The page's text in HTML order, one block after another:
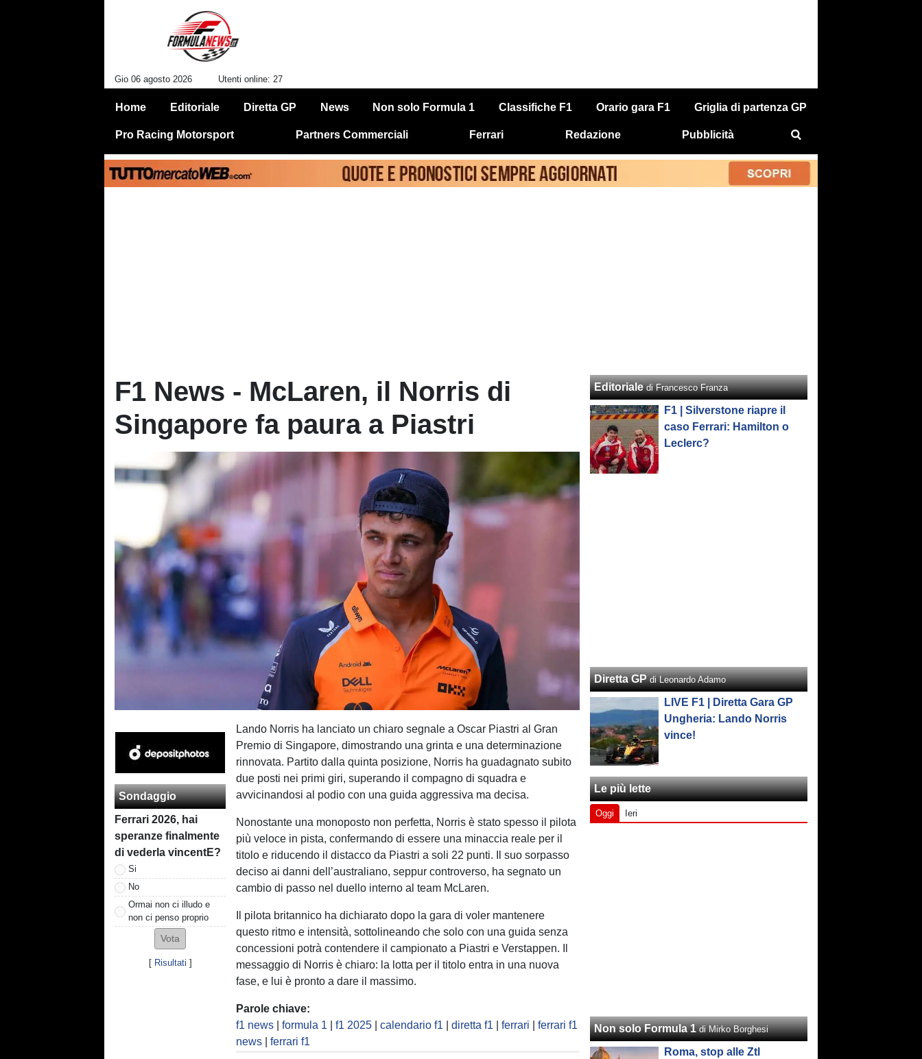
Gio 06 agosto 2026 Utenti online: 27
Home Editoriale Diretta GP News Non solo Formula 1 Classifiche F1 Orario gara F1 Griglia di partenza GP
Pro Racing Motorsport Partners Commerciali Ferrari Redazione Pubblicità
F1 News - McLaren, il Norris di
Singapore fa paura a Piastri
Sondaggio
Ferrari 2026, hai
speranze finalmente
di vederla vincentE?
Si
No
Ormai non ci illudo e
non ci penso proprio
[ Risultati ]
Lando Norris ha lanciato un chiaro segnale a Oscar Piastri al Gran
Premio di Singapore, dimostrando una grinta e una determinazione
rinnovata. Partito dalla quinta posizione, Norris ha guadagnato subito
due posti nei primi giri, superando il compagno di squadra e
avvicinandosi al podio con una guida aggressiva ma decisa.
Nonostante una monoposto non perfetta, Norris è stato spesso il pilota
più veloce in pista, confermando di essere una minaccia reale per il
titolo e riducendo il distacco da Piastri a soli 22 punti. Il suo sorpasso
deciso ai danni dell’australiano, seppur controverso, ha segnato un
cambio di passo nel duello interno al team McLaren.
Il pilota britannico ha dichiarato dopo la gara di voler mantenere
questo ritmo e intensità, sottolineando che solo con una guida senza
concessioni potrà contendere il campionato a Piastri e Verstappen. Il
messaggio di Norris è chiaro: la lotta per il titolo entra in una nuova
fase, e lui è pronto a dare il massimo.
Parole chiave:
f1 news |formula 1 |f1 2025 |calendario f1 |diretta f1 |ferrari |ferrari f1
news |ferrari f1
Editoriale di Francesco Franza
F1 | Silverstone riapre il
caso Ferrari: Hamilton o
Leclerc?
Diretta GP di Leonardo Adamo
LIVE F1 | Diretta Gara GP
Ungheria: Lando Norris
vince!
Le più lette
Oggi Ieri
Non solo Formula 1 di Mirko Borghesi
Roma, stop alle Ztl